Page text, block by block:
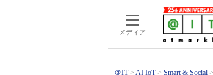
メディア
＠IT AI IoT Smart & Social